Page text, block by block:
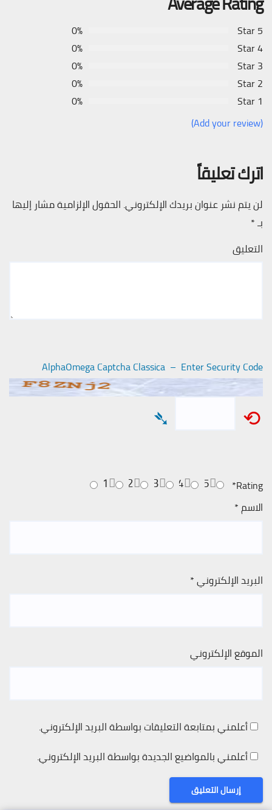
5 Star
0%
4 Star
0%
3 Star
0%
2 Star
0%
1 Star
0%
(Add your review)
اترك تعليقاً
لن يتم نشر عنوان بريدك الإلكتروني. الحقول الإلزامية مشار إليها
بـ*
التعليق
AlphaOmega Captcha Classica – Enter Security Code
⟲
➴
Rating
*
5
4
3
2
1
الاسم*
البريد الإلكتروني*
الموقع الإلكتروني
أعلمني بمتابعة التعليقات بواسطة البريد الإلكتروني.
أعلمني بالمواضيع الجديدة بواسطة البريد الإلكتروني.